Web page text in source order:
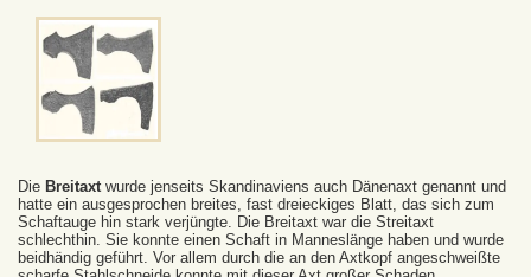
Die Breitaxt wurde jenseits Skandinaviens auch Dänenaxt genannt und
hatte ein ausgesprochen breites, fast dreieckiges Blatt, das sich zum
Schaftauge hin stark verjüngte. Die Breitaxt war die Streitaxt
schlechthin. Sie konnte einen Schaft in Manneslänge haben und wurde
beidhändig geführt. Vor allem durch die an den Axtkopf angeschweißte